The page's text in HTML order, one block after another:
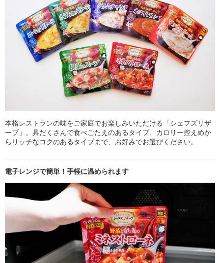
本格レストランの味をご家庭でお楽しみいただける「シェフズリザ
ーブ」。具だくさんで食べごたえのあるタイプ、カロリー控えめか
らリッチなコクのあるタイプまで、お好みでお選びください。
電子レンジで簡単！手軽に温められます